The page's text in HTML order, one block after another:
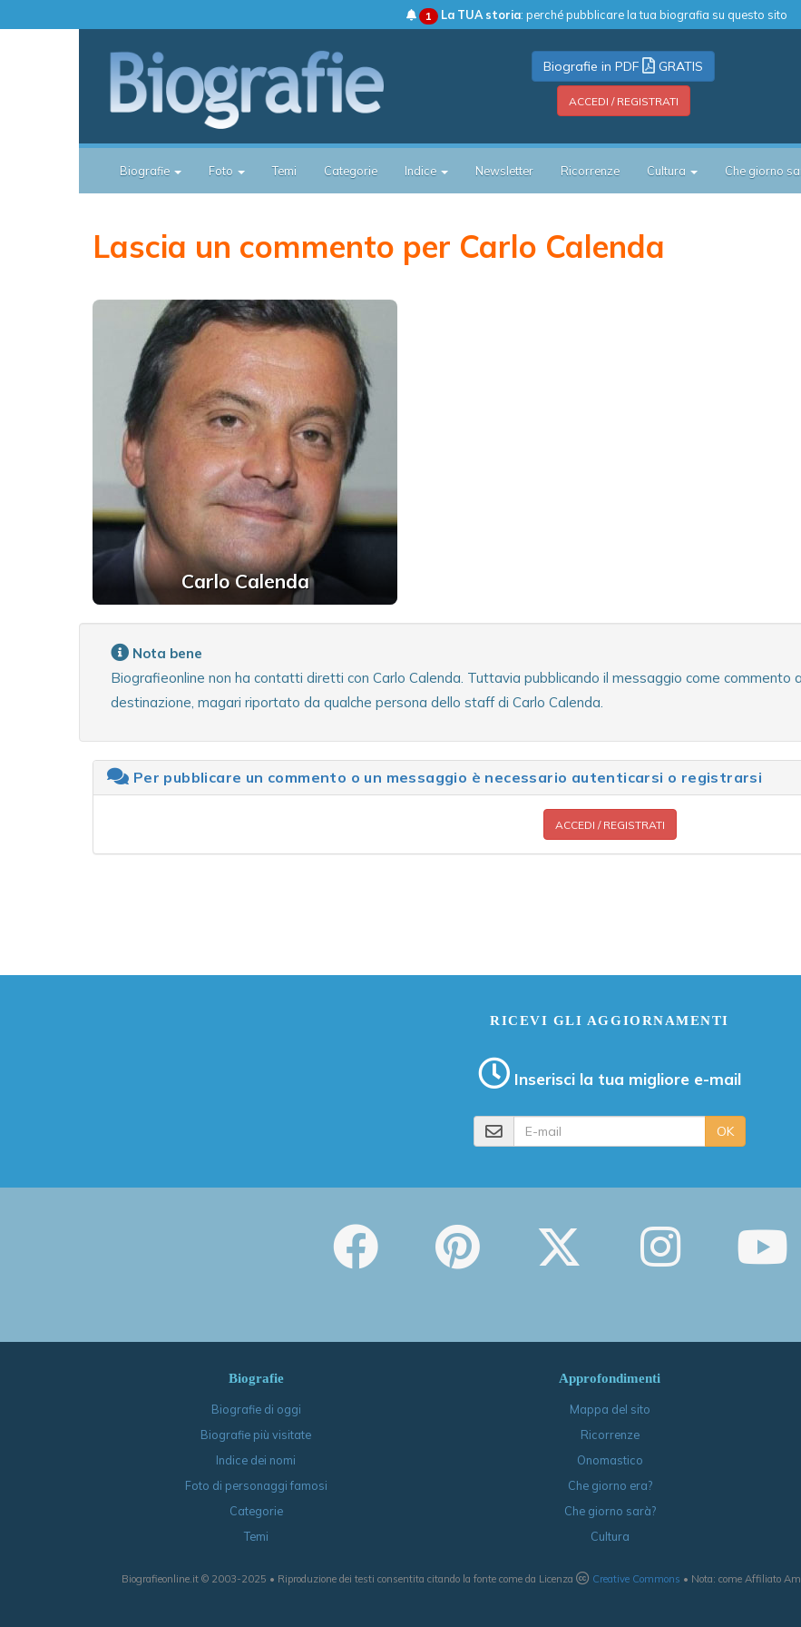
1 La TUA storia: perché pubblicare la tua biografia su questo sito
Biografie in PDF GRATIS
ACCEDI / REGISTRATI
Biografie Foto Temi Categorie Indice Newsletter Ricorrenze Cultura Che giorno
Lascia un commento per Carlo Calenda
Carlo Calenda
Nota bene
Biografieonline non ha contatti diretti con Carlo Calenda. Tuttavia pubblicando il messaggio come commento
destinazione, magari riportato da qualche persona dello staff di Carlo Calenda.
Per pubblicare un commento o un messaggio è necessario autenticarsi o registrarsi
ACCEDI / REGISTRATI
RICEVI GLI AGGIORNAMENTI
Inserisci la tua migliore e-mail
OK
Biografie
Biografie di oggi
Biografie più visitate
Indice dei nomi
Foto di personaggi famosi
Categorie
Temi
Approfondimenti
Mappa del sito
Ricorrenze
Onomastico
Che giorno era?
Che giorno sarà?
Cultura
Biografieonline.it © 2003-2025 • Riproduzione dei testi consentita citando la fonte come da Licenza Creative Commons • Nota: come Affiliato